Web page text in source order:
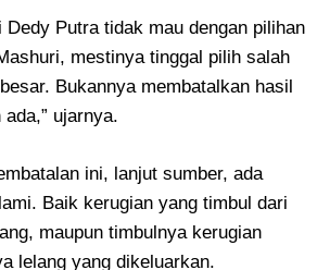
Dedy Putra tidak mau dengan pilihan
mestinya tinggal pilih salah
Bukannya membatalkan hasil
ujarnya.
ini, lanjut sumber, ada
Baik kerugian yang timbul dari
maupun timbulnya kerugian
lelang yang dikeluarkan.